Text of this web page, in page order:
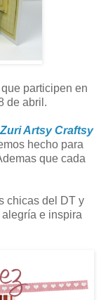
participen en
de abril.
Zuri Artsy Craftsy
hecho para
que cada
chicas del DT y
e inspira